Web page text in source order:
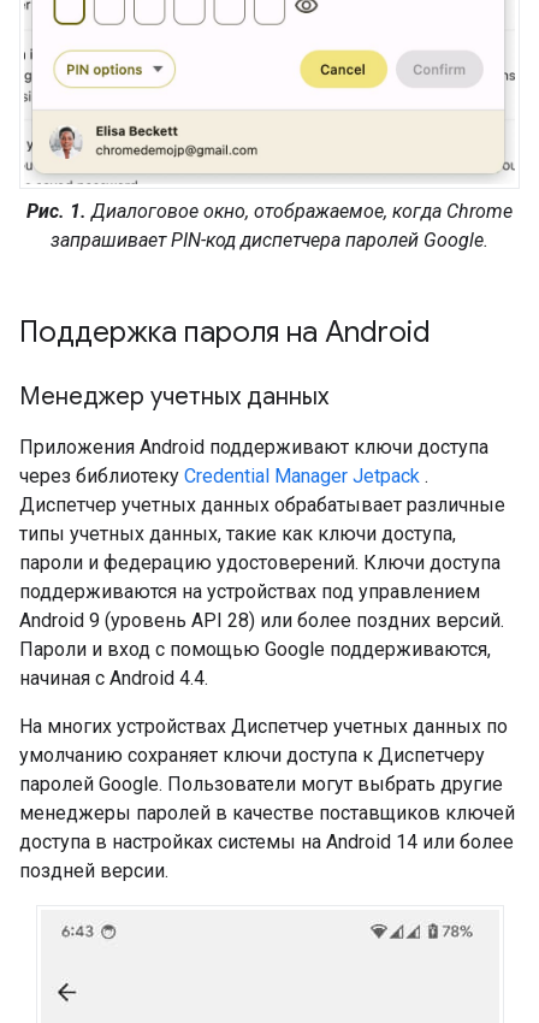
Рис. 1. Диалоговое окно, отображаемое, когда Chrome
запрашивает PIN-код диспетчера паролей Google.
Поддержка пароля на Android
Менеджер учетных данных
Приложения Android поддерживают ключи доступа
через библиотеку Credential Manager Jetpack .
Диспетчер учетных данных обрабатывает различные
типы учетных данных, такие как ключи доступа,
пароли и федерацию удостоверений. Ключи доступа
поддерживаются на устройствах под управлением
Android 9 (уровень API 28) или более поздних версий.
Пароли и вход с помощью Google поддерживаются,
начиная с Android 4.4.
На многих устройствах Диспетчер учетных данных по
умолчанию сохраняет ключи доступа к Диспетчеру
паролей Google. Пользователи могут выбрать другие
менеджеры паролей в качестве поставщиков ключей
доступа в настройках системы на Android 14 или более
поздней версии.